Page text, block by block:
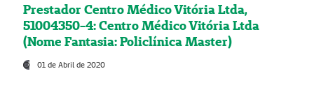
Prestador Centro Médico Vitória Ltda,
51004350-4: Centro Médico Vitória Ltda
(Nome Fantasia: Policlínica Master)
01 de Abril de 2020